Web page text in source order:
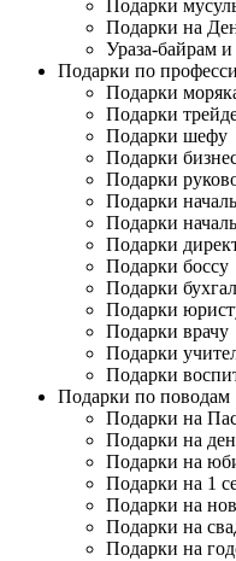
Подарки
Подарки на
Ураза-байрам
Подарки по
Подарки
Подарки
Подарки шефу
Подарки
Подарки
Подарки
Подарки
Подарки
Подарки боссу
Подарки
Подарки
Подарки врачу
Подарки
Подарки
Подарки по поводам
Подарки на
Подарки на
Подарки на
Подарки на 1
Подарки на
Подарки на
Подарки на